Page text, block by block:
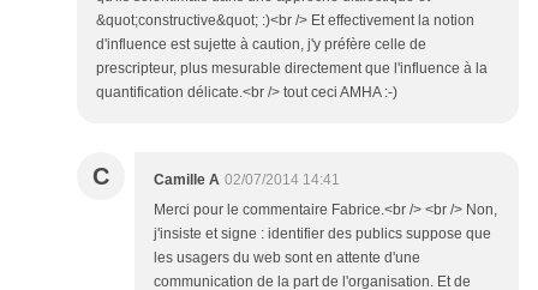
&quot;constructive&quot; :)<br /> Et effectivement la notion
d'influence est sujette à caution, j'y préfère celle de
prescripteur, plus mesurable directement que l'influence à la
quantification délicate.<br /> tout ceci AMHA :-)
C Camille A 02/07/2014 14:41
Merci pour le commentaire Fabrice.<br /> <br /> Non,
j'insiste et signe : identifier des publics suppose que
les usagers du web sont en attente d'une
communication de la part de l'organisation. Et de